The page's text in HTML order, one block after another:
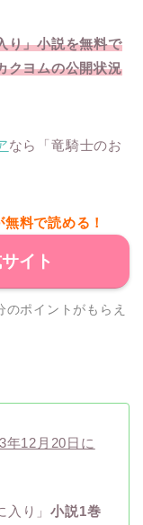
り」小説を無料で
クヨムの公開状況
なら「竜騎士のお
料で読める！
イト
ポイントがもらえ
年12月20日に
入り」小説1巻